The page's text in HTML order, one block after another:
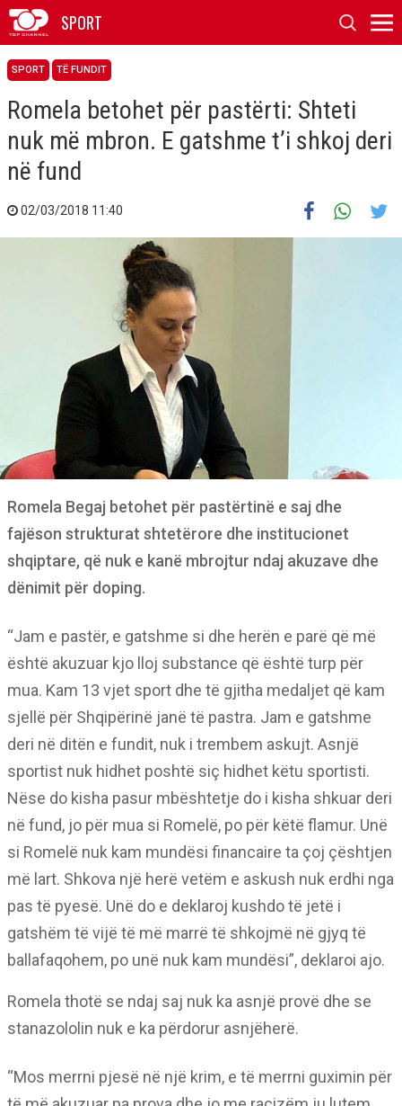
SPORT
SPORT TË FUNDIT
Romela betohet për pastërti: Shteti
nuk më mbron. E gatshme t’i shkoj deri
në fund
02/03/2018 11:40
Romela Begaj betohet për pastërtinë e saj dhe
fajëson strukturat shtetërore dhe institucionet
shqiptare, që nuk e kanë mbrojtur ndaj akuzave dhe
dënimit për doping.
“Jam e pastër, e gatshme si dhe herën e parë që më
është akuzuar kjo lloj substance që është turp për
mua. Kam 13 vjet sport dhe të gjitha medaljet që kam
sjellë për Shqipërinë janë të pastra. Jam e gatshme
deri në ditën e fundit, nuk i trembem askujt. Asnjë
sportist nuk hidhet poshtë siç hidhet këtu sportisti.
Nëse do kisha pasur mbështetje do i kisha shkuar deri
në fund, jo për mua si Romelë, po për këtë flamur. Unë
si Romelë nuk kam mundësi financaire ta çoj çështjen
më lart. Shkova një herë vetëm e askush nuk erdhi nga
pas të pyesë. Unë do e deklaroj kushdo të jetë i
gatshëm të vijë të më marrë të shkojmë në gjyq të
ballafaqohem, po unë nuk kam mundësi”, deklaroi ajo.
Romela thotë se ndaj saj nuk ka asnjë provë dhe se
stanazololin nuk e ka përdorur asnjëherë.
“Mos merrni pjesë në një krim, e të merrni guximin për